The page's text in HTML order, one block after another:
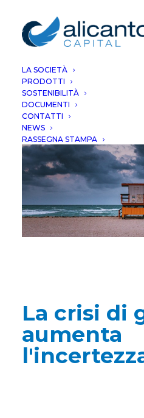
LA SOCIETÀ
PRODOTTI
SOSTENIBILITÀ
DOCUMENTI
CONTATTI
NEWS
RASSEGNA STAMPA
La crisi di
aumenta